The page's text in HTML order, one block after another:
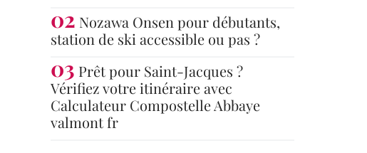
Nozawa Onsen pour débutants,
station de ski accessible ou pas ?
Prêt pour Saint-Jacques ?
Vérifiez votre itinéraire avec
Calculateur Compostelle Abbaye
valmont fr